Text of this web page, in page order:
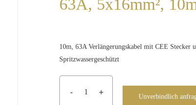
63A, 5x16mm²,
10m, 63A Verlängerungskabel mit CEE Stecker
Spritzwassergeschützt
Unverbindlich